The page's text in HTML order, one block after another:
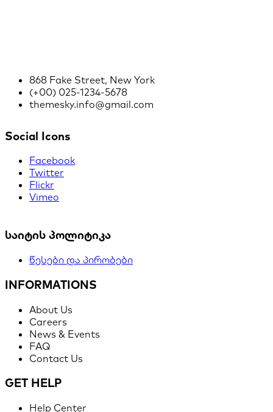
868 Fake Street, New York
(+00) 025-1234-5678
themesky.info@gmail.com
Social Icons
Facebook
Twitter
Flickr
Vimeo
საიტის პოლიტიკა
წესები და პირობები
INFORMATIONS
About Us
Careers
News & Events
FAQ
Contact Us
GET HELP
Help Center